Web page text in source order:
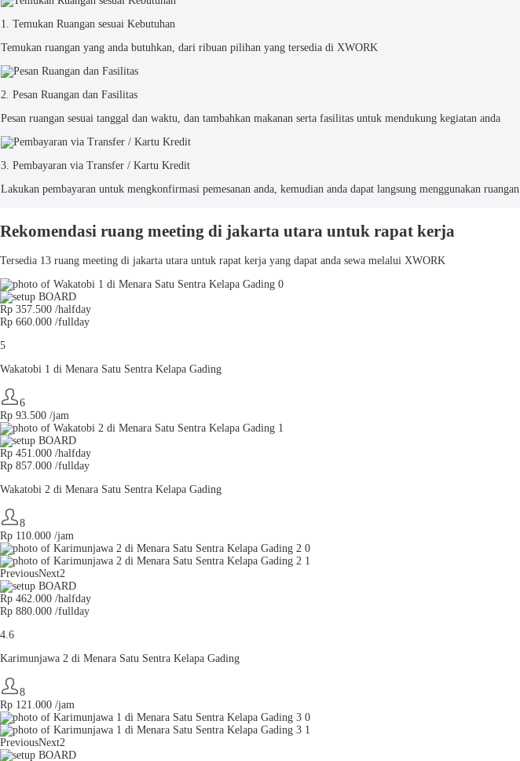
1. Temukan Ruangan sesuai Kebutuhan
Temukan ruangan yang anda butuhkan, dari ribuan pilihan yang tersedia di XWORK
2. Pesan Ruangan dan Fasilitas
Pesan ruangan sesuai tanggal dan waktu, dan tambahkan makanan serta fasilitas untuk mendukung kegiatan anda
3. Pembayaran via Transfer / Kartu Kredit
Lakukan pembayaran untuk mengkonfirmasi pemesanan anda, kemudian anda dapat langsung menggunakan ruangan
Rekomendasi ruang meeting di jakarta utara untuk rapat kerja
Tersedia 13 ruang meeting di jakarta utara untuk rapat kerja yang dapat anda sewa melalui XWORK
Rp 357.500 /halfday
Rp 660.000 /fullday
5
Wakatobi 1 di Menara Satu Sentra Kelapa Gading
6
Rp 93.500 /jam
Rp 451.000 /halfday
Rp 857.000 /fullday
Wakatobi 2 di Menara Satu Sentra Kelapa Gading
8
Rp 110.000 /jam
PreviousNext2
Rp 462.000 /halfday
Rp 880.000 /fullday
4.6
Karimunjawa 2 di Menara Satu Sentra Kelapa Gading
8
Rp 121.000 /jam
PreviousNext2